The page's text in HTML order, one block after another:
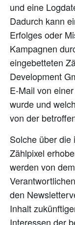
und eine
Dadurch kann
Erfolges oder
Kampagnen
eingebetteten
Development
E-Mail von
wurde und
von der
Solche über die
Zählpixel
werden von
den
Inhalt
Interessen der